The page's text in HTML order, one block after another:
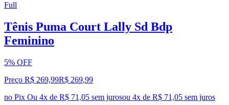
Full
Tênis Puma Court Lally Sd Bdp
Feminino
5% OFF
Preço R$ 269,99R$ 269,99
no Pix Ou 4x de R$ 71,05 sem jurosou 4x de R$ 71,05 sem juros